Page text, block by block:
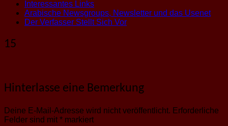
Interessantes Links
Arabische Newsgroups, Newsletter und das Usenet
Der Verfasser Stellt Sich Vor
15
Hinterlasse eine Bemerkung
Deine E-Mail-Adresse wird nicht veröffentlicht. Erforderliche
Felder sind mit * markiert